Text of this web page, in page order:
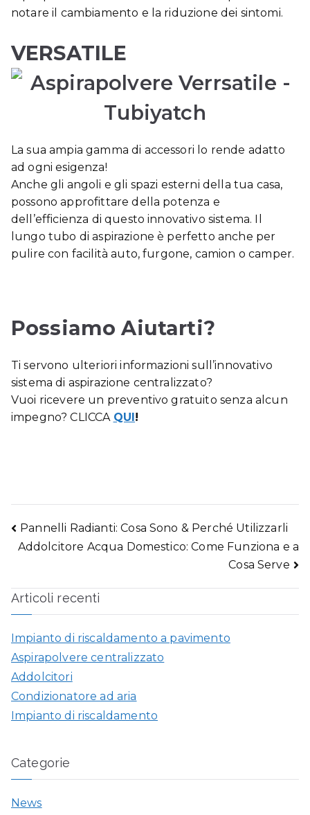
notare il cambiamento e la riduzione dei sintomi.
VERSATILE
La sua ampia gamma di accessori lo rende adatto
ad ogni esigenza!
Anche gli angoli e gli spazi esterni della tua casa,
possono approfittare della potenza e
dell’efficienza di questo innovativo sistema. Il
lungo tubo di aspirazione è perfetto anche per
pulire con facilità auto, furgone, camion o camper.
Possiamo Aiutarti?
Ti servono ulteriori informazioni sull’innovativo
sistema di aspirazione centralizzato?
Vuoi ricevere un preventivo gratuito senza alcun
impegno? CLICCA QUI!
Navigazione
articoli
Pannelli Radianti: Cosa Sono & Perché Utilizzarli
Addolcitore Acqua Domestico: Come Funziona e a
Cosa Serve
Articoli recenti
Impianto di riscaldamento a pavimento
Aspirapolvere centralizzato
Addolcitori
Condizionatore ad aria
Impianto di riscaldamento
Categorie
News